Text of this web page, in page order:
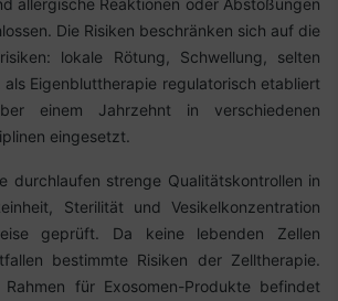
allergische Reaktionen oder Abstoßungen
Die Risiken beschränken sich auf die
lokale Rötung, Schwellung, selten
als Eigenbluttherapie regulatorisch etabliert
einem Jahrzehnt in verschiedenen
eingesetzt.
durchlaufen strenge Qualitätskontrollen in
Sterilität und Vesikelkonzentration
geprüft. Da keine lebenden Zellen
bestimmte Risiken der Zelltherapie.
für Exosomen-Produkte befindet